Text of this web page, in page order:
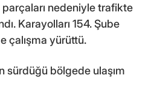
nedeniyle trafikte
Karayolları 154. Şube
çalışma yürüttü.
sürdüğü bölgede ulaşım